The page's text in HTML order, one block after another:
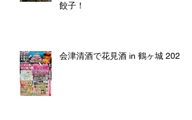
餃子！
会津清酒で花見酒 in 鶴ヶ城 2026